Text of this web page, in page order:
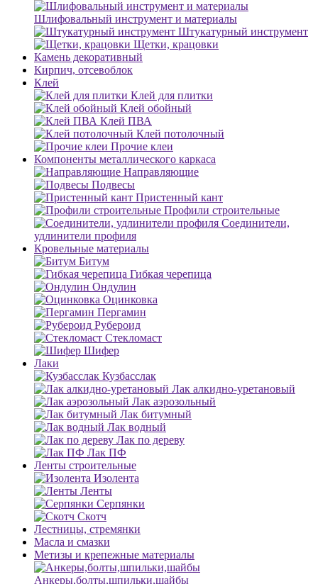
Шлифовальный инструмент и материалы
Штукатурный инструмент
Щетки, крацовки
Камень декоративный
Кирпич, отсевоблок
Клей
Клей для плитки
Клей обойный
Клей ПВА
Клей потолочный
Прочие клеи
Компоненты металлического каркаса
Направляющие
Подвесы
Пристенный кант
Профили строительные
Соединители,
удлинители профиля
Кровельные материалы
Битум
Гибкая черепица
Ондулин
Оцинковка
Пергамин
Рубероид
Стекломаст
Шифер
Лаки
Кузбасслак
Лак алкидно-уретановый
Лак аэрозольный
Лак битумный
Лак водный
Лак по дереву
Лак ПФ
Ленты строительные
Изолента
Ленты
Серпянки
Скотч
Лестницы, стремянки
Масла и смазки
Метизы и крепежные материалы
Анкеры,болты,шпильки,шайбы